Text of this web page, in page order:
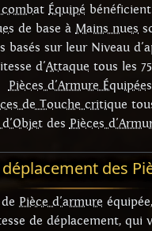
Équipé
de base à Mains nues
basés sur leur Niveau
d'Attaque tous les
Pièces d'Armure Équipées
de Touche critique
des Pièces
des
Pièce d'armure
de déplacement, qui